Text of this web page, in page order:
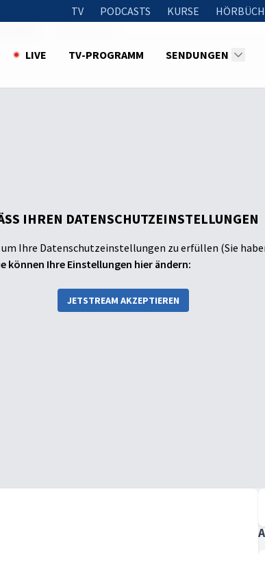
TV PODCASTS KURSE
LIVE TV-PROGRAMM SENDUNGEN
IHREN DATENSCHUTZEINSTELLUNGEN
Ihre Datenschutzeinstellungen zu erfüllen (Sie
können Ihre Einstellungen hier ändern:
JETSTREAM AKZEPTIEREN